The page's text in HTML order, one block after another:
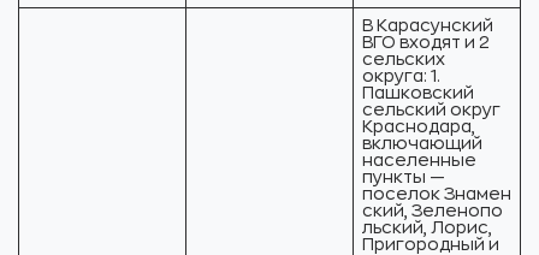
В Карасунский
ВГО входят и 2
сельских
округа: 1.
Пашковский
сельский округ
Краснодара,
включающий
населенные
пункты —
поселок Знамен
ский, Зеленопо
льский, Лорис,
Пригородный и